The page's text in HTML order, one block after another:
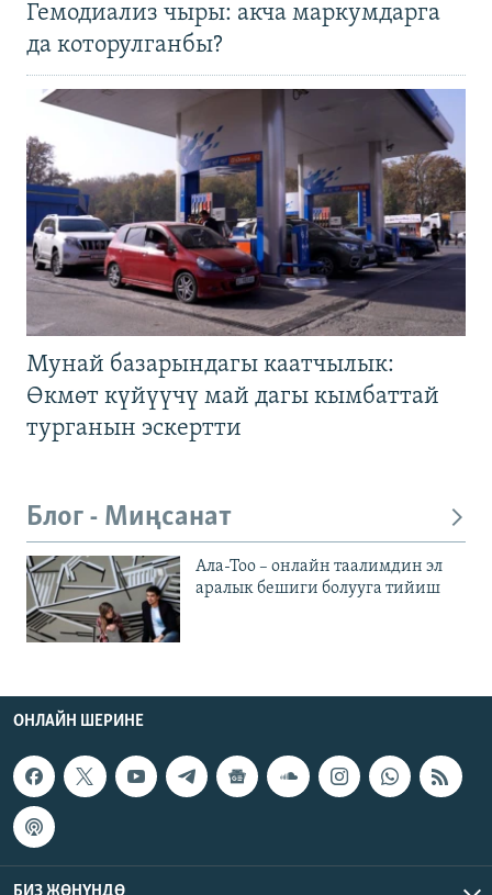
Гемодиализ чыры: акча маркумдарга
да которулганбы?
Мунай базарындагы каатчылык:
Өкмөт күйүүчү май дагы кымбаттай
турганын эскертти
Блог - Миңсанат
Ала-Тоо – онлайн таалимдин эл
аралык бешиги болууга тийиш
ОНЛАЙН ШЕРИНЕ